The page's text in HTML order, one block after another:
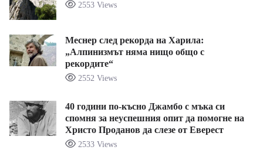
2553 Views
Меснер след рекорда на Харила:
„Алпинизмът няма нищо общо с
рекордите“
2552 Views
40 години по-късно Джамбо с мъка си
спомня за неуспешния опит да помогне на
Христо Проданов да слезе от Еверест
2533 Views